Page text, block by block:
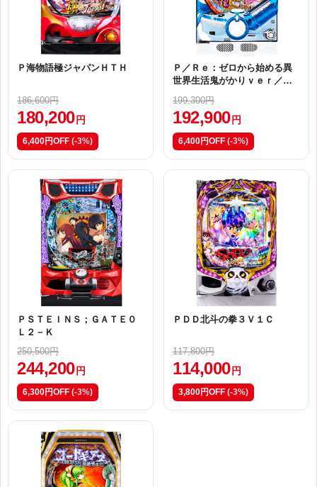
Ｐ海物語極ジャパンＨＴＨ
186,600円
180,200 円
6,400円OFF (-3%)
Ｐ／Ｒｅ：ゼロから始める異
世界生活鬼がかりｖｅｒ／Ｌ
199,300円
192,900 円
6,400円OFF (-3%)
ＰＳＴＥＩＮＳ；ＧＡＴＥ０
Ｌ２－Ｋ
250,500円
244,200 円
6,300円OFF (-3%)
ＰＤＤ北斗の拳３Ｖ１Ｃ
117,800円
114,000 円
3,800円OFF (-3%)